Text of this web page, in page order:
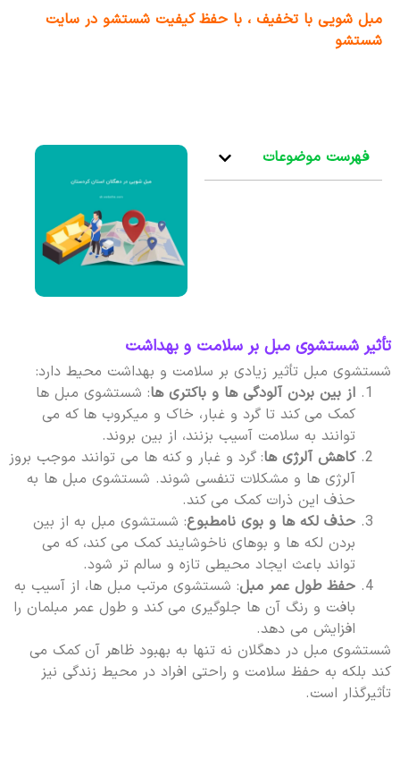
مبل شویی با تخفیف ، با حفظ کیفیت شستشو در سایت
شستشو
فهرست موضوعات
تأثیر شستشوی مبل بر سلامت و بهداشت
شستشوی مبل تأثیر زیادی بر سلامت و بهداشت محیط دارد:
از بین بردن آلودگی ها و باکتری ها: شستشوی مبل ها
کمک می کند تا گرد و غبار، خاک و میکروب ها که می
توانند به سلامت آسیب بزنند، از بین بروند.
کاهش آلرژی ها: گرد و غبار و کنه ها می توانند موجب بروز
آلرژی ها و مشکلات تنفسی شوند. شستشوی مبل ها به
حذف این ذرات کمک می کند.
حذف لکه ها و بوی نامطبوع: شستشوی مبل به از بین
بردن لکه ها و بوهای ناخوشایند کمک می کند، که می
تواند باعث ایجاد محیطی تازه و سالم تر شود.
حفظ طول عمر مبل: شستشوی مرتب مبل ها، از آسیب به
بافت و رنگ آن ها جلوگیری می کند و طول عمر مبلمان را
افزایش می دهد.
شستشوی مبل در دهگلان نه تنها به بهبود ظاهر آن کمک می
کند بلکه به حفظ سلامت و راحتی افراد در محیط زندگی نیز
تأثیرگذار است.